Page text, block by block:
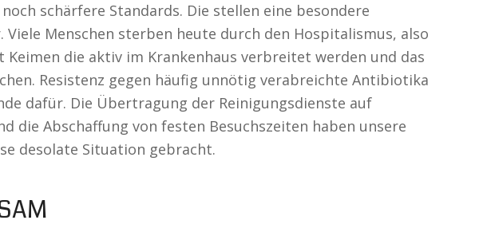
schärfere Standards. Die stellen eine besondere
Viele Menschen sterben heute durch den Hospitalismus, also
die aktiv im Krankenhaus verbreitet werden und das
Resistenz gegen häufig unnötig verabreichte Antibiotika
dafür. Die Übertragung der Reinigungsdienste auf
die Abschaffung von festen Besuchszeiten haben unsere
desolate Situation gebracht.